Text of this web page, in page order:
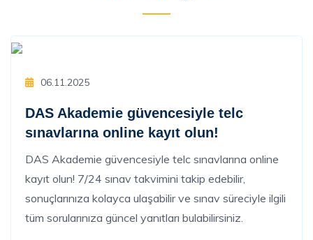
06.11.2025
DAS Akademie güvencesiyle telc
sınavlarına online kayıt olun!
DAS Akademie güvencesiyle telc sınavlarına online
kayıt olun! 7/24 sınav takvimini takip edebilir,
sonuçlarınıza kolayca ulaşabilir ve sınav süreciyle ilgili
tüm sorularınıza güncel yanıtları bulabilirsiniz.